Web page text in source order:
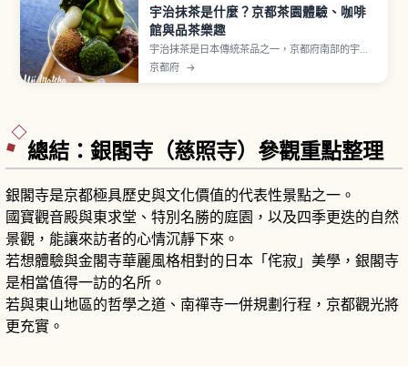
宇治抹茶是什麼？京都茶園體驗、咖啡
館與品茶樂趣
宇治抹茶是日本傳統茶品之一，京都府南部的宇治
地區與靜岡茶、狹山茶並列為日本三大茶之一。
京都府 →
總結：銀閣寺（慈照寺）參觀重點整理
銀閣寺是京都極具歷史與文化價值的代表性景點之一。
國寶觀音殿與東求堂、特別名勝的庭園，以及四季更迭的自然
景觀，能讓來訪者的心情沉靜下來。
若想體驗與金閣寺華麗風格相對的日本「侘寂」美學，銀閣寺
是相當值得一訪的名所。
若與東山地區的哲學之道、南禪寺一併規劃行程，京都觀光將
更充實。